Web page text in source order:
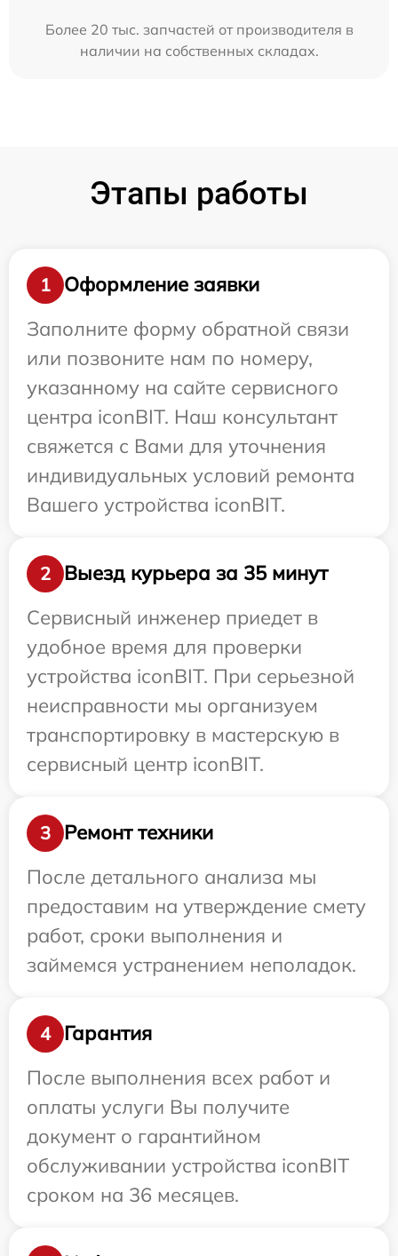
Более 20 тыс. запчастей от производителя в
наличии на собственных складах.
Этапы работы
1
Оформление заявки
Заполните форму обратной связи
или позвоните нам по номеру,
указанному на сайте сервисного
центра iconBIT. Наш консультант
свяжется с Вами для уточнения
индивидуальных условий ремонта
Вашего устройства iconBIT.
2
Выезд курьера за 35 минут
Сервисный инженер приедет в
удобное время для проверки
устройства iconBIT. При серьезной
неисправности мы организуем
транспортировку в мастерскую в
сервисный центр iconBIT.
3
Ремонт техники
После детального анализа мы
предоставим на утверждение смету
работ, сроки выполнения и
займемся устранением неполадок.
4
Гарантия
После выполнения всех работ и
оплаты услуги Вы получите
документ о гарантийном
обслуживании устройства iconBIT
сроком на 36 месяцев.